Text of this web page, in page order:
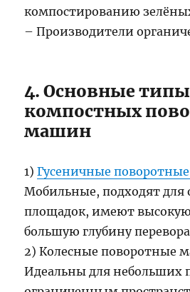
компостированию
– Производители
4. Основные типы
компостных
машин
1)Гусеничные
Мобильные, подходят для
площадок, имеют
большую глубину
2) Колесные поворотные
Идеальны для небольших